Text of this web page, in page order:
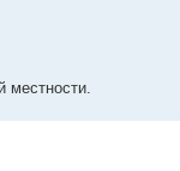
местности.